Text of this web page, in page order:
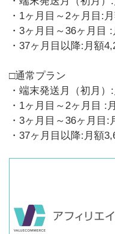
・1ヶ月目～2ヶ月目:
・3ヶ月目～36ヶ月目
・37ヶ月目以降:月額
□通常プラン
・端末発送月（初月
・1ヶ月目～2ヶ月目 :
・3ヶ月目～36ヶ月目:
・37ヶ月目以降:月額